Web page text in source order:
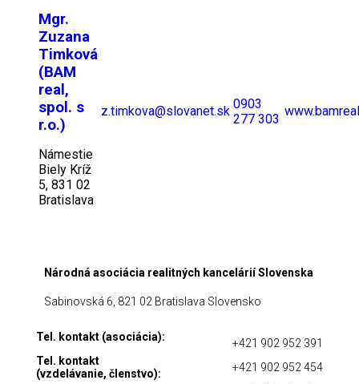
Mgr.
Zuzana
Timková
(BAM
real,
spol. s
r.o.)
Námestie
Biely Kríž
5, 831 02
Bratislava
z.timkova@slovanet.sk 0903
277 303
Národná asociácia realitných kancelárií Slovenska
Sabinovská 6, 821 02 Bratislava Slovensko
Tel. kontakt (asociácia):
Tel. kontakt
(vzdelávanie, členstvo):
+421 902 952 391
+421 902 952 454